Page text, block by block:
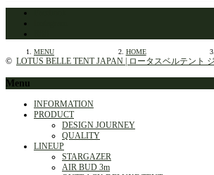
MENU HOME
© LOTUS BELLE TENT JAPAN | ロータスベルテント
Menu
INFORMATION
PRODUCT
DESIGN JOURNEY
QUALITY
LINEUP
STARGAZER
AIR BUD 3m